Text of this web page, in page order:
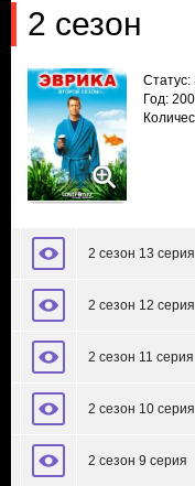
2 сезон
Год:
2 сезон 13 серия
2 сезон 12 серия
2 сезон 11 серия
2 сезон 10 серия
2 сезон 9 серия